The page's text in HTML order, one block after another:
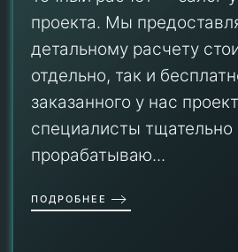
проекта. Мы
детальному расчету
отдельно, так и
заказанного у нас
специалисты тщательно
прорабатываю...
ПОДРОБНЕЕ